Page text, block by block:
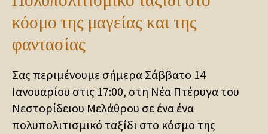
κόσμο της μαγείας και της
φαντασίας
Σας περιμένουμε σήμερα Σάββατο 14
Ιανουαρίου στις 17:00, στη Νέα Πτέρυγα του
Νεστορίδειου Μελάθρου σε ένα ένα
πολυπολιτισμικό ταξίδι στο κόσμο της